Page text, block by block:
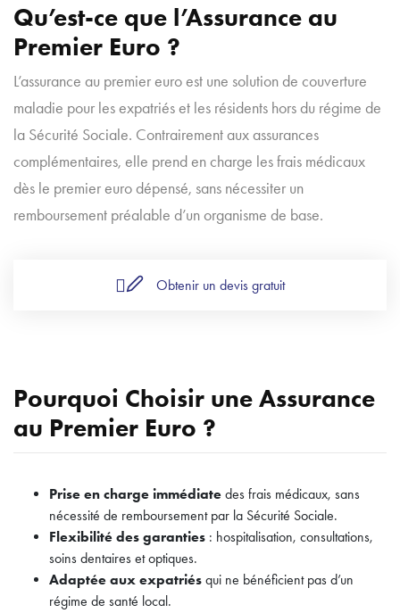
Qu’est-ce que l’Assurance au
Premier Euro ?
L’assurance au premier euro est une solution de couverture
maladie pour les expatriés et les résidents hors du régime de
la Sécurité Sociale. Contrairement aux assurances
complémentaires, elle prend en charge les frais médicaux
dès le premier euro dépensé, sans nécessiter un
remboursement préalable d’un organisme de base.
Obtenir un devis gratuit
Pourquoi Choisir une Assurance
au Premier Euro ?
Prise en charge immédiate des frais médicaux, sans
nécessité de remboursement par la Sécurité Sociale.
Flexibilité des garanties : hospitalisation, consultations,
soins dentaires et optiques.
Adaptée aux expatriés qui ne bénéficient pas d’un
régime de santé local.